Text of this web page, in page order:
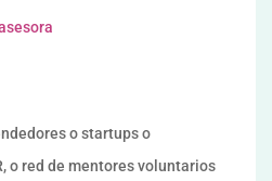
o startups o
o red de mentores voluntarios